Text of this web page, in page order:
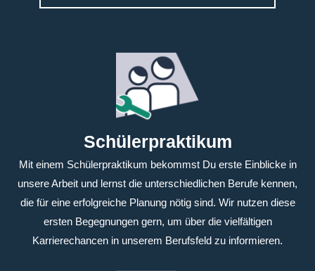
Schülerpraktikum
Mit einem Schülerpraktikum bekommst Du erste Einblicke in
unsere Arbeit und lernst die unterschiedlichen Berufe kennen,
die für eine erfolgreiche Planung nötig sind. Wir nutzen diese
ersten Begegnungen gern, um über die vielfältigen
Karrierechancen in unserem Berufsfeld zu informieren.